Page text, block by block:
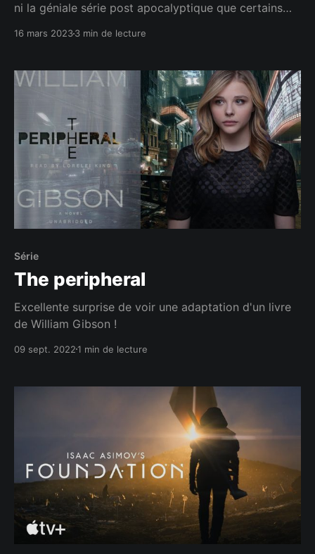
ni la géniale série post apocalyptique que certains
16 mars 20233 min de lecture
Série
The peripheral
Excellente surprise de voir une adaptation d'un livre
de William Gibson !
09 sept. 20221 min de lecture